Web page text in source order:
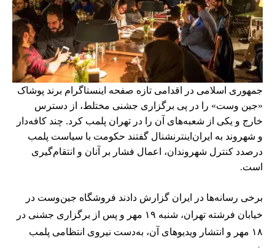
جمهوری اسلامی در اقدامی تازه صفحه اینستاگرام برند پوشاک
«جین وست» را در پی برگزاری جشنی مختلط، از دسترس
خارج و یکی از شعبه‌های آن را در تهران پلمب کرد. چند کافه‌‌دار
و شهروند به ایران‌اینترنشنال گفتند حکومت با سیاست پلمب
درصدد کنترل شهروندان، اعمال فشار بر آنان و انتقام‌گیری
است.
برخی رسانه‌ها در ایران گزارش دادند فروشگاه جین‌وست در
خیابان فرشته تهران، شنبه ۱۹ مهر و پس از برگزاری جشنی در
۱۸ مهر و انتشار ویدیوهای آن، به‌دست نیروی انتظامی پلمب